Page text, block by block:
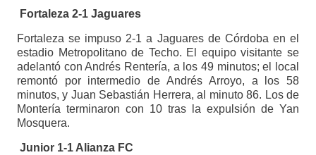
Fortaleza 2-1 Jaguares
Fortaleza se impuso 2-1 a Jaguares de Córdoba en el
estadio Metropolitano de Techo. El equipo visitante se
adelantó con Andrés Rentería, a los 49 minutos; el local
remontó por intermedio de Andrés Arroyo, a los 58
minutos, y Juan Sebastián Herrera, al minuto 86. Los de
Montería terminaron con 10 tras la expulsión de Yan
Mosquera.
Junior 1-1 Alianza FC